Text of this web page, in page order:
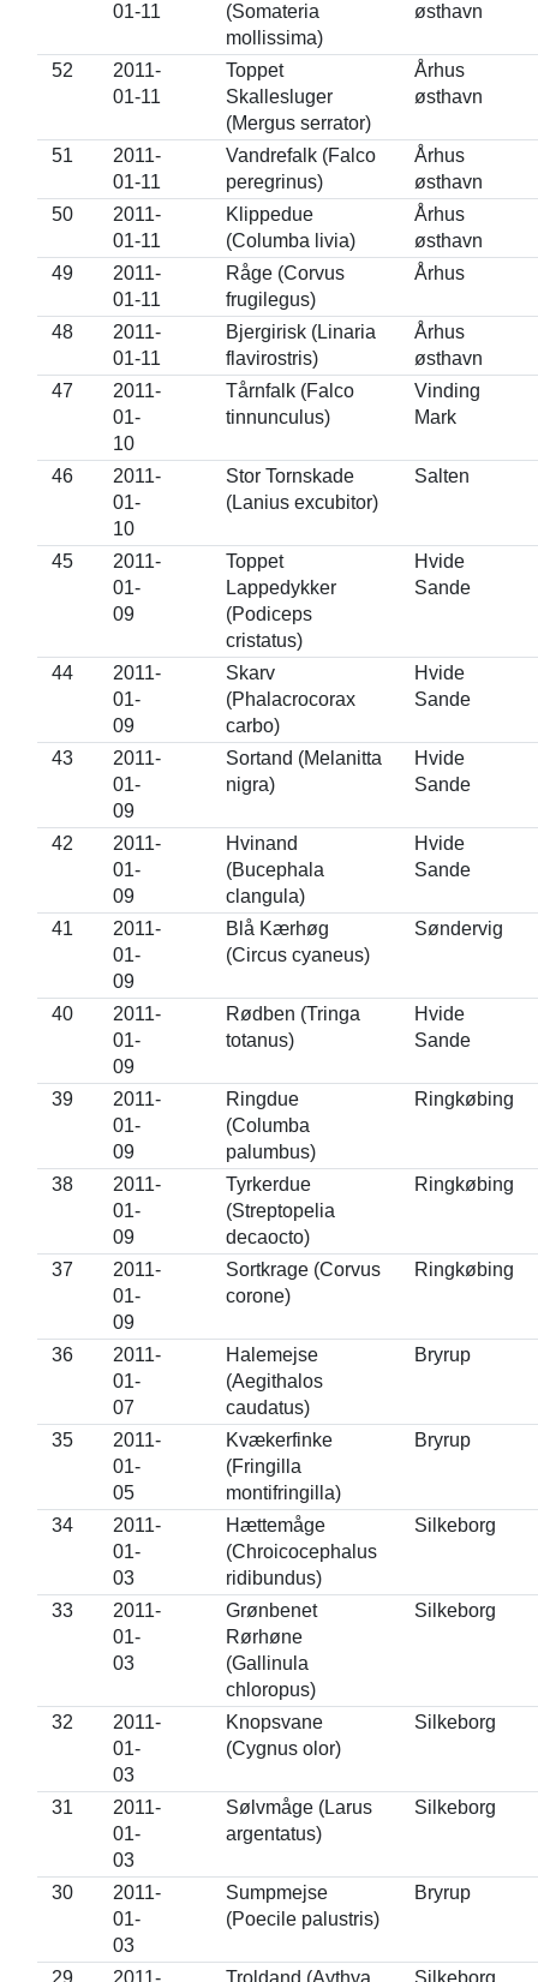
01-11
(Somateria
mollissima)
østhavn
52
2011-
01-11
Toppet
Skallesluger
(Mergus serrator)
Århus
østhavn
51
2011-
01-11
Vandrefalk (Falco
peregrinus)
Århus
østhavn
50
2011-
01-11
Klippedue
(Columba livia)
Århus
østhavn
49
2011-
01-11
Råge (Corvus
frugilegus)
Århus
48
2011-
01-11
Bjergirisk (Linaria
flavirostris)
Århus
østhavn
47
2011-
01-
10
Tårnfalk (Falco
tinnunculus)
Vinding
Mark
46
2011-
01-
10
Stor Tornskade
(Lanius excubitor)
Salten
45
2011-
01-
09
Toppet
Lappedykker
(Podiceps
cristatus)
Hvide
Sande
44
2011-
01-
09
Skarv
(Phalacrocorax
carbo)
Hvide
Sande
43
2011-
01-
09
Sortand (Melanitta
nigra)
Hvide
Sande
42
2011-
01-
09
Hvinand
(Bucephala
clangula)
Hvide
Sande
41
2011-
01-
09
Blå Kærhøg
(Circus cyaneus)
Søndervig
40
2011-
01-
09
Rødben (Tringa
totanus)
Hvide
Sande
39
2011-
01-
09
Ringdue
(Columba
palumbus)
Ringkøbing
38
2011-
01-
09
Tyrkerdue
(Streptopelia
decaocto)
Ringkøbing
37
2011-
01-
09
Sortkrage (Corvus
corone)
Ringkøbing
36
2011-
01-
07
Halemejse
(Aegithalos
caudatus)
Bryrup
35
2011-
01-
05
Kvækerfinke
(Fringilla
montifringilla)
Bryrup
34
2011-
01-
03
Hættemåge
(Chroicocephalus
ridibundus)
Silkeborg
33
2011-
01-
03
Grønbenet
Rørhøne
(Gallinula
chloropus)
Silkeborg
32
2011-
01-
03
Knopsvane
(Cygnus olor)
Silkeborg
31
2011-
01-
03
Sølvmåge (Larus
argentatus)
Silkeborg
30
2011-
01-
03
Sumpmejse
(Poecile palustris)
Bryrup
29 2011- Troldand (Aythya Silkeborg